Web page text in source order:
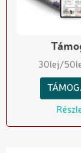
30lej/50